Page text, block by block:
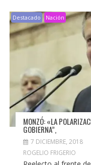
Destacado Nación
MONZÓ: «LA
GOBIERNA”,
7 DICIEMBRE, 2018
ROGELIO FRIGERIO